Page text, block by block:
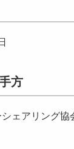
方
ェアリング協